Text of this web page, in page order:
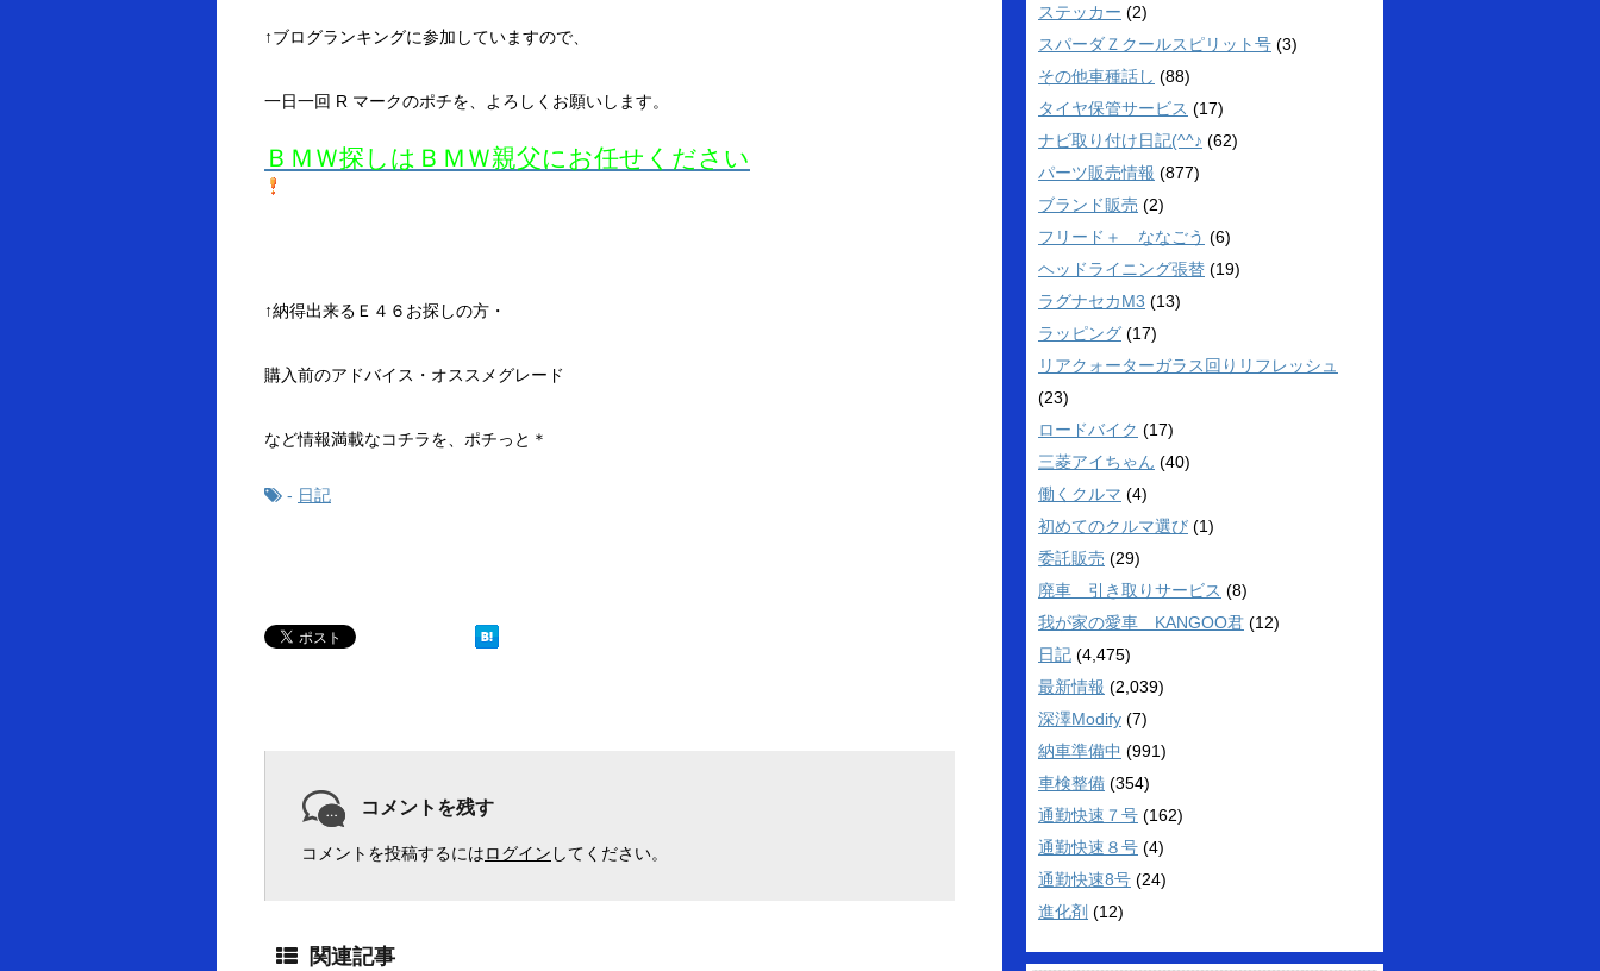
↑ブログランキングに参加していますので、
一日一回 R マークのポチを、よろしくお願いします。
ＢＭＷ探しはＢＭＷ親父にお任せください
↑納得出来るＥ４６お探しの方・
購入前のアドバイス・オススメグレード
など情報満載なコチラを、ポチっと＊
- 日記
コメントを残す
コメントを投稿するにはログイン してください。
関連記事
ステッカー (2)
スパーダＺクールスピリット号 (3)
その他車種話し (88)
タイヤ保管サービス (17)
ナビ取り付け日記(^^♪ (62)
パーツ販売情報 (877)
ブランド販売 (2)
フリード＋ ななごう (6)
ヘッドライニング張替 (19)
ラグナセカM3 (13)
ラッピング (17)
リアクォーターガラス回りリフレッシュ
(23)
ロードバイク (17)
三菱アイちゃん (40)
働くクルマ (4)
初めてのクルマ選び (1)
委託販売 (29)
廃車 引き取りサービス (8)
我が家の愛車 KANGOO君 (12)
日記 (4,475)
最新情報 (2,039)
深澤Modify (7)
納車準備中 (991)
車検整備 (354)
通勤快速７号 (162)
通勤快速８号 (4)
通勤快速8号 (24)
進化剤 (12)